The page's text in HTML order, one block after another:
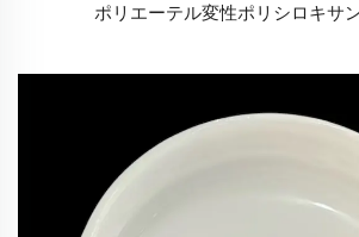
ポリエーテル変性ポリシロキサ